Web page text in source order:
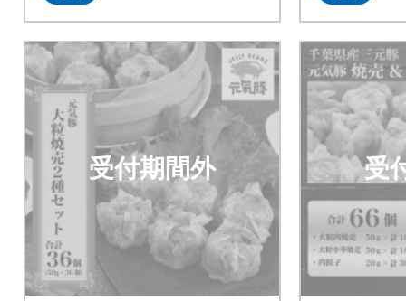
受付期間外 受